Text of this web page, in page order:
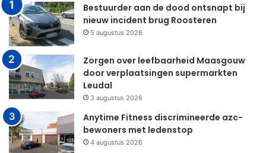
Bestuurder aan de dood ontsnapt bij
nieuw incident brug Roosteren
5 augustus 2026
Zorgen over leefbaarheid Maasgouw
door verplaatsingen supermarkten
Leudal
3 augustus 2026
Anytime Fitness discrimineerde azc-
bewoners met ledenstop
4 augustus 2026